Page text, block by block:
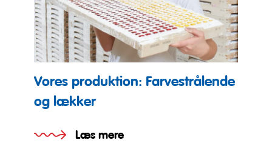
Vores produktion: Farvestrålende
og lækker
Læs mere